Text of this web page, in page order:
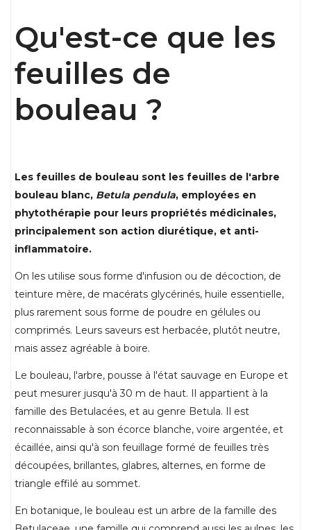
Qu'est-ce que les
feuilles de
bouleau ?
Les feuilles de bouleau sont les feuilles de l'arbre
bouleau blanc, Betula pendula, employées en
phytothérapie pour leurs propriétés médicinales,
principalement son action diurétique, et anti-
inflammatoire.
On les utilise sous forme d'infusion ou de décoction, de
teinture mère, de macérats glycérinés, huile essentielle,
plus rarement sous forme de poudre en gélules ou
comprimés. Leurs saveurs est herbacée, plutôt neutre,
mais assez agréable à boire.
Le bouleau, l'arbre, pousse à l'état sauvage en Europe et
peut mesurer jusqu'à 30 m de haut. Il appartient à la
famille des Betulacées, et au genre Betula. Il est
reconnaissable à son écorce blanche, voire argentée, et
écaillée, ainsi qu'à son feuillage formé de feuilles très
découpées, brillantes, glabres, alternes, en forme de
triangle effilé au sommet.
En botanique, le bouleau est un arbre de la famille des